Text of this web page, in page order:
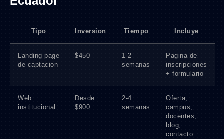
Tipo Inversion Tiempo Incluye
Landing page
de captacion
$450
1-2
semanas
Pagina de
inscripciones
+ formulario
Web
institucional
Desde
$900
2-4
semanas
Oferta,
campus,
docentes,
blog,
contacto